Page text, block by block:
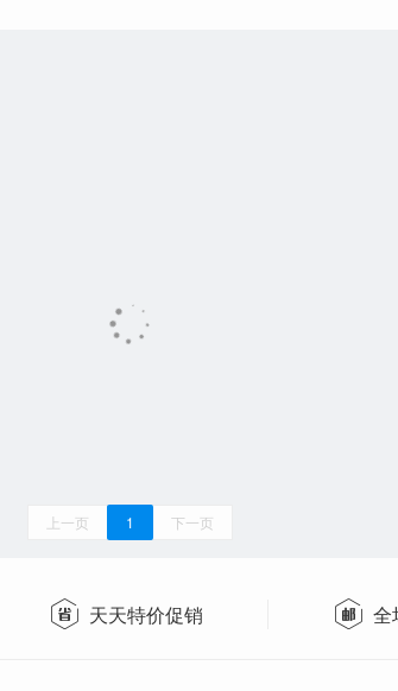
上一页 1 下一页
天天特价促销 全